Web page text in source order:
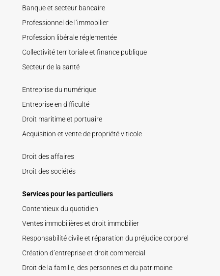
Banque et secteur bancaire
Professionnel de l’immobilier
Profession libérale réglementée
Collectivité territoriale et finance publique
Secteur de la santé
Entreprise du numérique
Entreprise en difficulté
Droit maritime et portuaire
Acquisition et vente de propriété viticole
Droit des affaires
Droit des sociétés
Services pour les particuliers
Contentieux du quotidien
Ventes immobilières et droit immobilier
Responsabilité civile et réparation du préjudice corporel
Création d’entreprise et droit commercial
Droit de la famille, des personnes et du patrimoine